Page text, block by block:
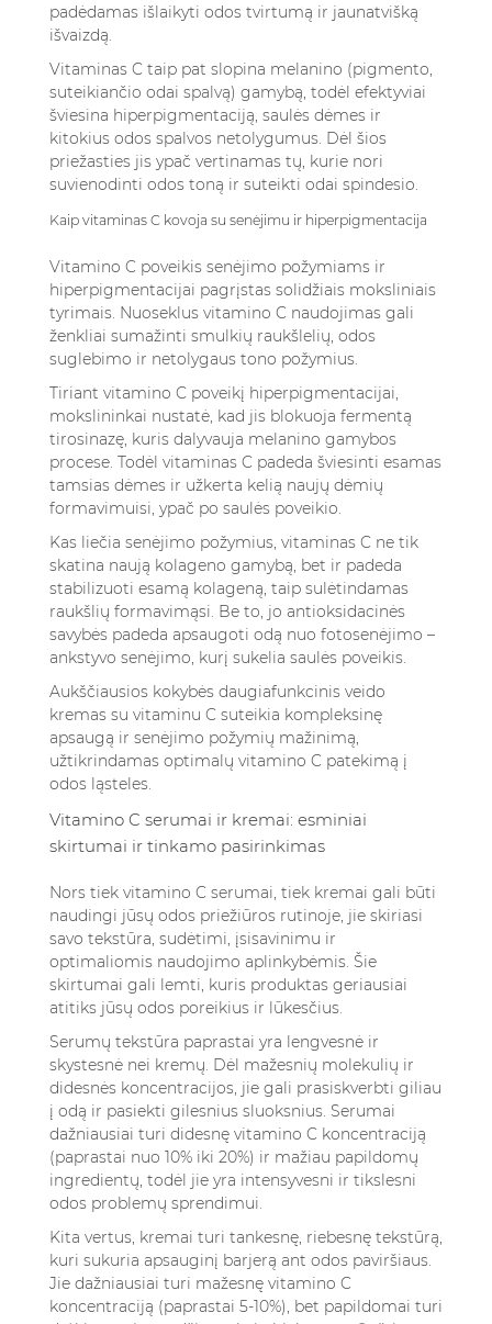
padėdamas išlaikyti odos tvirtumą ir jaunatvišką
išvaizdą.
Vitaminas C taip pat slopina melanino (pigmento,
suteikiančio odai spalvą) gamybą, todėl efektyviai
šviesina hiperpigmentaciją, saulės dėmes ir
kitokius odos spalvos netolygumus. Dėl šios
priežasties jis ypač vertinamas tų, kurie nori
suvienodinti odos toną ir suteikti odai spindesio.
Kaip vitaminas C kovoja su senėjimu ir hiperpigmentacija
Vitamino C poveikis senėjimo požymiams ir
hiperpigmentacijai pagrįstas solidžiais moksliniais
tyrimais. Nuoseklus vitamino C naudojimas gali
ženkliai sumažinti smulkių raukšlelių, odos
suglebimo ir netolygaus tono požymius.
Tiriant vitamino C poveikį hiperpigmentacijai,
mokslininkai nustatė, kad jis blokuoja fermentą
tirosinazę, kuris dalyvauja melanino gamybos
procese. Todėl vitaminas C padeda šviesinti esamas
tamsias dėmes ir užkerta kelią naujų dėmių
formavimuisi, ypač po saulės poveikio.
Kas liečia senėjimo požymius, vitaminas C ne tik
skatina naują kolageno gamybą, bet ir padeda
stabilizuoti esamą kolageną, taip sulėtindamas
raukšlių formavimąsi. Be to, jo antioksidacinės
savybės padeda apsaugoti odą nuo fotosenėjimo –
ankstyvo senėjimo, kurį sukelia saulės poveikis.
Aukščiausios kokybės daugiafunkcinis veido
kremas su vitaminu C suteikia kompleksinę
apsaugą ir senėjimo požymių mažinimą,
užtikrindamas optimalų vitamino C patekimą į
odos ląsteles.
Vitamino C serumai ir kremai: esminiai
skirtumai ir tinkamo pasirinkimas
Nors tiek vitamino C serumai, tiek kremai gali būti
naudingi jūsų odos priežiūros rutinoje, jie skiriasi
savo tekstūra, sudėtimi, įsisavinimu ir
optimaliomis naudojimo aplinkybėmis. Šie
skirtumai gali lemti, kuris produktas geriausiai
atitiks jūsų odos poreikius ir lūkesčius.
Serumų tekstūra paprastai yra lengvesnė ir
skystesnė nei kremų. Dėl mažesnių molekulių ir
didesnės koncentracijos, jie gali prasiskverbti giliau
į odą ir pasiekti gilesnius sluoksnius. Serumai
dažniausiai turi didesnę vitamino C koncentraciją
(paprastai nuo 10% iki 20%) ir mažiau papildomų
ingredientų, todėl jie yra intensyvesni ir tikslesni
odos problemų sprendimui.
Kita vertus, kremai turi tankesnę, riebesnę tekstūrą,
kuri sukuria apsauginį barjerą ant odos paviršiaus.
Jie dažniausiai turi mažesnę vitamino C
koncentraciją (paprastai 5-10%), bet papildomai turi